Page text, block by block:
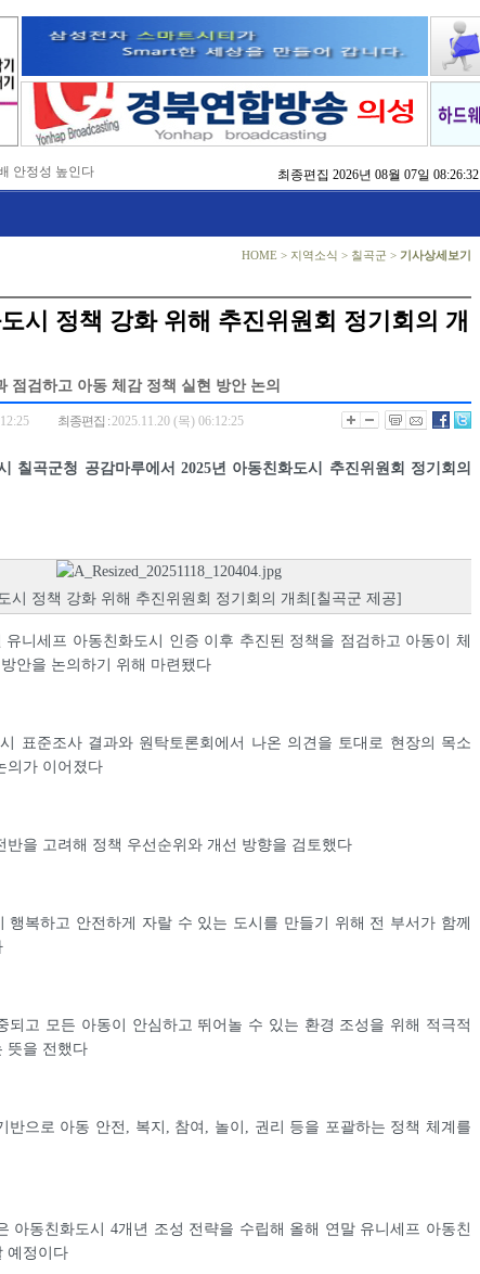
안정성 높인다
억 투입
징수 나선다
긴급 지원
근성 높인다
수학 학습 지원
영천 유치 공동전선
판매량 6배 껑충
강력 규탄
최종편집 2026년 08월 07일 08:26:32
HOME > 지역소식 > 칠곡군 > 기사상세보기
시 정책 강화 위해 추진위원회 정기회의 개
점검하고 아동 체감 정책 실현 방안 논의
최종편집 :2025.11.20 (목) 06:12:25
칠곡군청 공감마루에서 2025년 아동친화도시 추진위원회 정기회의
시 정책 강화 위해 추진위원회 정기회의 개최[칠곡군 제공]
유니세프 아동친화도시 인증 이후 추진된 정책을 점검하고 아동이 체
안을 논의하기 위해 마련됐다
표준조사 결과와 원탁토론회에서 나온 의견을 토대로 현장의 목소
의가 이어졌다
반을 고려해 정책 우선순위와 개선 방향을 검토했다
행복하고 안전하게 자랄 수 있는 도시를 만들기 위해 전 부서가 함께
되고 모든 아동이 안심하고 뛰어놀 수 있는 환경 조성을 위해 적극적
뜻을 전했다
반으로 아동 안전, 복지, 참여, 놀이, 권리 등을 포괄하는 정책 체계를
아동친화도시 4개년 조성 전략을 수립해 올해 연말 유니세프 아동친
예정이다